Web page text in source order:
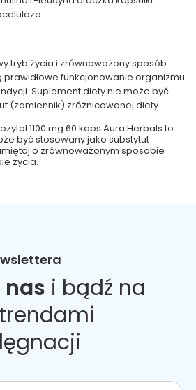
tryb życia i zrównoważony sposób
funkcjonowanie organizmu
Suplement diety nie może być
(zamiennik) zróżnicowanej diety.
1100 mg 60 kaps Aura Herbals to
być stosowany jako substytut
o zrównoważonym sposobie
życia.
nas i bądź na